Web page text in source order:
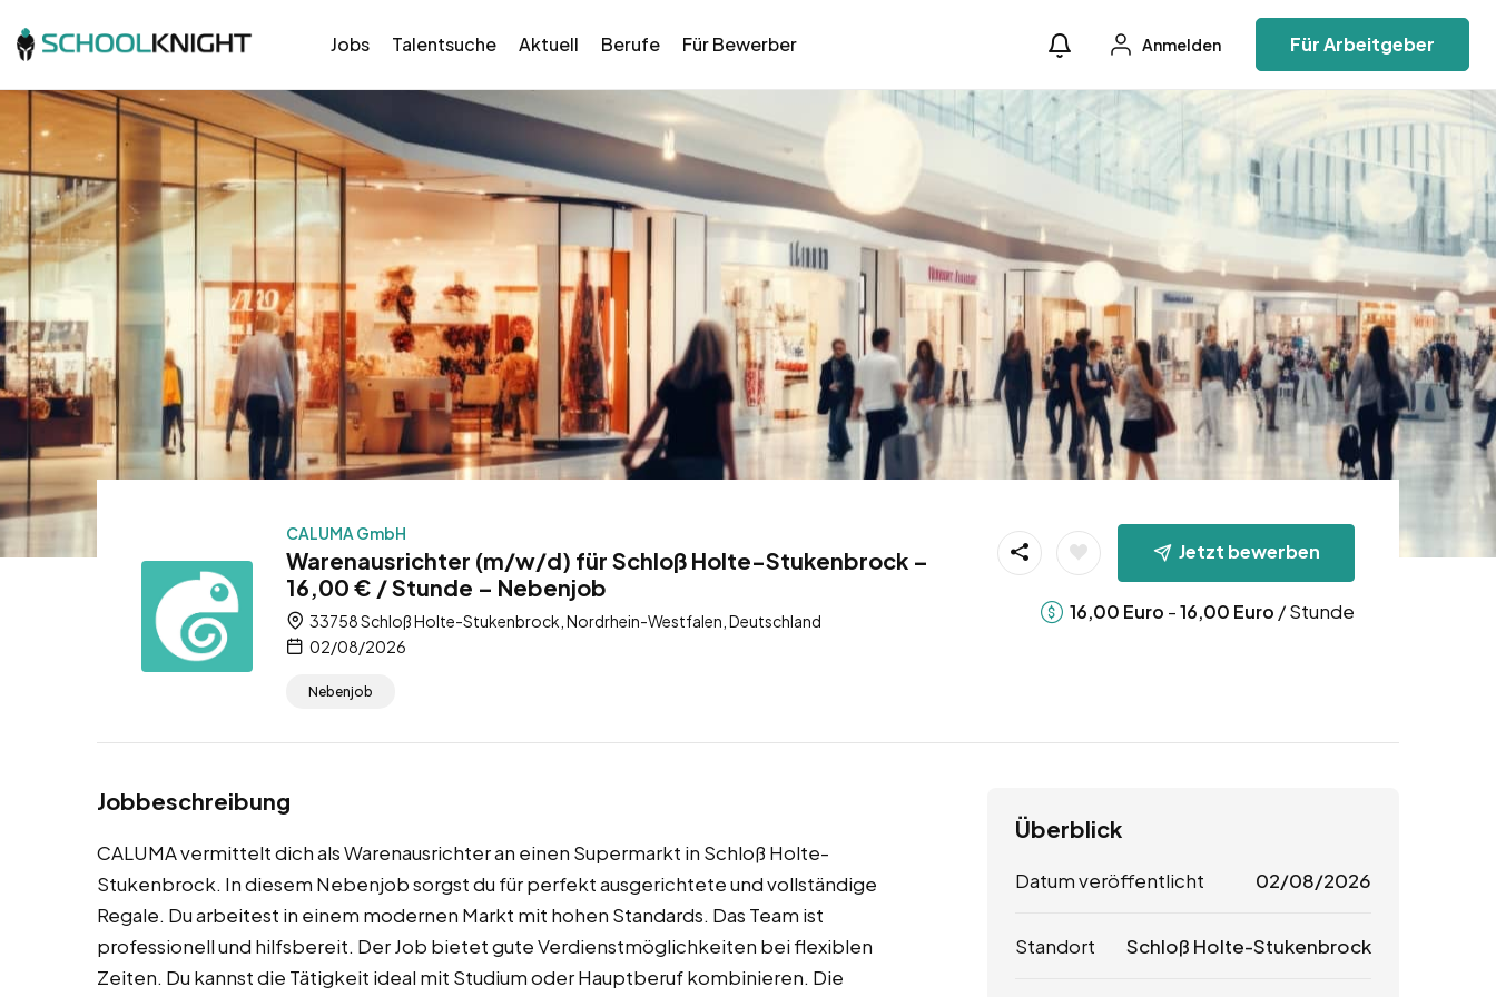
Jobs Talentsuche Aktuell Berufe Für Bewerber Anmelden Für Arbeitgeber
CALUMA GmbH
Warenausrichter (m/w/d) für Schloß Holte-Stukenbrock –
16,00 € / Stunde – Nebenjob
33758 Schloß Holte-Stukenbrock, Nordrhein-Westfalen, Deutschland
02/08/2026
Nebenjob
Jetzt bewerben
16,00 Euro -16,00 Euro / Stunde
Jobbeschreibung
CALUMA vermittelt dich als Warenausrichter an einen Supermarkt in Schloß Holte-
Stukenbrock. In diesem Nebenjob sorgst du für perfekt ausgerichtete und vollständige
Regale. Du arbeitest in einem modernen Markt mit hohen Standards. Das Team ist
professionell und hilfsbereit. Der Job bietet gute Verdienstmöglichkeiten bei flexiblen
Zeiten. Du kannst die Tätigkeit ideal mit Studium oder Hauptberuf kombinieren. Die
Überblick
Datum veröffentlicht 02/08/2026
Standort Schloß Holte-Stukenbrock